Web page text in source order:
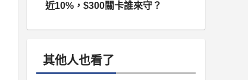
近10%，$300關卡誰來守？
其他人也看了